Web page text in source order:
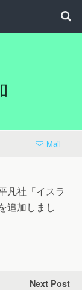
Mail
凡社「イスラ
追加しまし
Next Post